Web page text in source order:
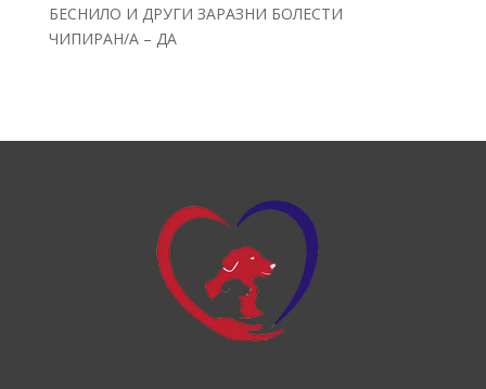
БЕСНИЛО И ДРУГИ ЗАРАЗНИ БОЛЕСТИ
ЧИПИРАН/А – ДА